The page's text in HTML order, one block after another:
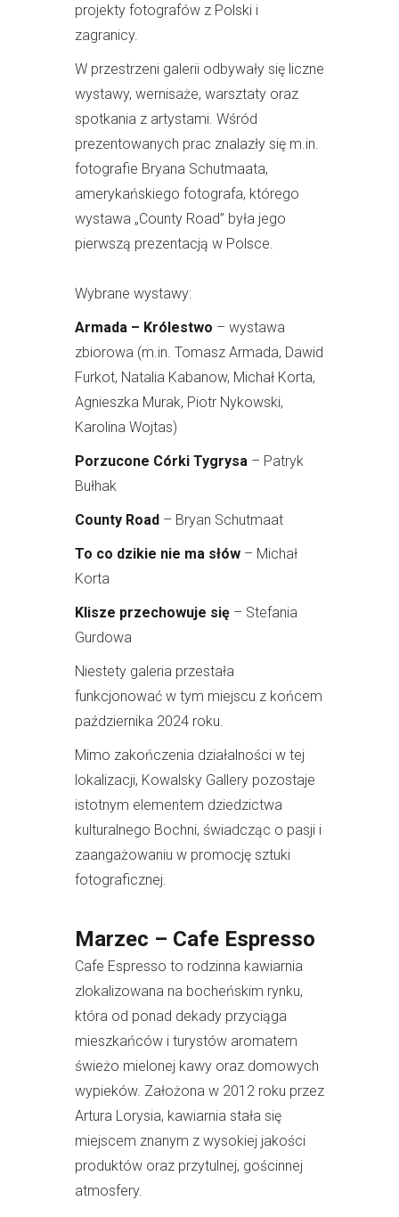
projekty fotografów z Polski i
zagranicy.
W przestrzeni galerii odbywały się liczne
wystawy, wernisaże, warsztaty oraz
spotkania z artystami. Wśród
prezentowanych prac znalazły się m.in.
fotografie Bryana Schutmaata,
amerykańskiego fotografa, którego
wystawa „County Road” była jego
pierwszą prezentacją w Polsce.
Wybrane wystawy:
Armada – Królestwo – wystawa
zbiorowa (m.in. Tomasz Armada, Dawid
Furkot, Natalia Kabanow, Michał Korta,
Agnieszka Murak, Piotr Nykowski,
Karolina Wojtas)
Porzucone Córki Tygrysa – Patryk
Bułhak
County Road – Bryan Schutmaat
To co dzikie nie ma słów – Michał
Korta
Klisze przechowuje się – Stefania
Gurdowa
Niestety galeria przestała
funkcjonować w tym miejscu z końcem
października 2024 roku.
Mimo zakończenia działalności w tej
lokalizacji, Kowalsky Gallery pozostaje
istotnym elementem dziedzictwa
kulturalnego Bochni, świadcząc o pasji i
zaangażowaniu w promocję sztuki
fotograficznej.
Marzec – Cafe Espresso
Cafe Espresso to rodzinna kawiarnia
zlokalizowana na bocheńskim rynku,
która od ponad dekady przyciąga
mieszkańców i turystów aromatem
świeżo mielonej kawy oraz domowych
wypieków. Założona w 2012 roku przez
Artura Lorysia, kawiarnia stała się
miejscem znanym z wysokiej jakości
produktów oraz przytulnej, gościnnej
atmosfery.